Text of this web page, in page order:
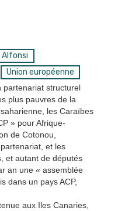
Alfonsi
Union européenne
partenariat structurel
plus pauvres de la
les Caraïbes
» pour Afrique-
de Cotonou,
et les
et autant de députés
an une « assemblée
dans un pays ACP,
aux Iles Canaries,